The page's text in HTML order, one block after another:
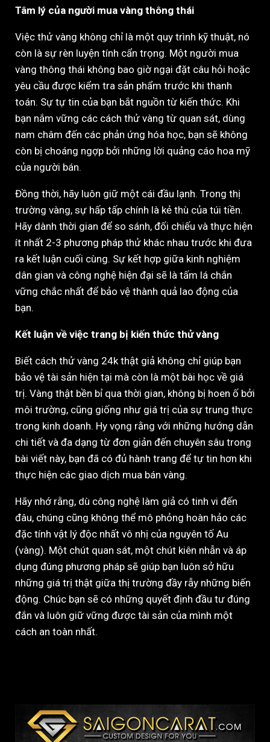
Tâm lý của người mua vàng thông thái
Việc thử vàng không chỉ là một quy trình kỹ thuật, nó
còn là sự rèn luyện tính cẩn trọng. Một người mua
vàng thông thái không bao giờ ngại đặt câu hỏi hoặc
yêu cầu được kiểm tra sản phẩm trước khi thanh
toán. Sự tự tin của bạn bắt nguồn từ kiến thức. Khi
bạn nắm vững các cách thử vàng từ quan sát, dùng
nam châm đến các phản ứng hóa học, bạn sẽ không
còn bị choáng ngợp bởi những lời quảng cáo hoa mỹ
của người bán.
Đồng thời, hãy luôn giữ một cái đầu lạnh. Trong thị
trường vàng, sự hấp tấp chính là kẻ thù của túi tiền.
Hãy dành thời gian để so sánh, đối chiếu và thực hiện
ít nhất 2-3 phương pháp thử khác nhau trước khi đưa
ra kết luận cuối cùng. Sự kết hợp giữa kinh nghiệm
dân gian và công nghệ hiện đại sẽ là tấm lá chắn
vững chắc nhất để bảo vệ thành quả lao động của
bạn.
Kết luận về việc trang bị kiến thức thử vàng
Biết cách thử vàng 24k thật giả không chỉ giúp bạn
bảo vệ tài sản hiện tại mà còn là một bài học về giá
trị. Vàng thật bền bỉ qua thời gian, không bị hoen ố bởi
môi trường, cũng giống như giá trị của sự trung thực
trong kinh doanh. Hy vọng rằng với những hướng dẫn
chi tiết và đa dạng từ đơn giản đến chuyên sâu trong
bài viết này, bạn đã có đủ hành trang để tự tin hơn khi
thực hiện các giao dịch mua bán vàng.
Hãy nhớ rằng, dù công nghệ làm giả có tinh vi đến
đâu, chúng cũng không thể mô phỏng hoàn hảo các
đặc tính vật lý độc nhất vô nhị của nguyên tố Au
(vàng). Một chút quan sát, một chút kiên nhẫn và áp
dụng đúng phương pháp sẽ giúp bạn luôn sở hữu
những giá trị thật giữa thị trường đầy rẫy những biến
động. Chúc bạn sẽ có những quyết định đầu tư đúng
đắn và luôn giữ vững được tài sản của mình một
cách an toàn nhất.